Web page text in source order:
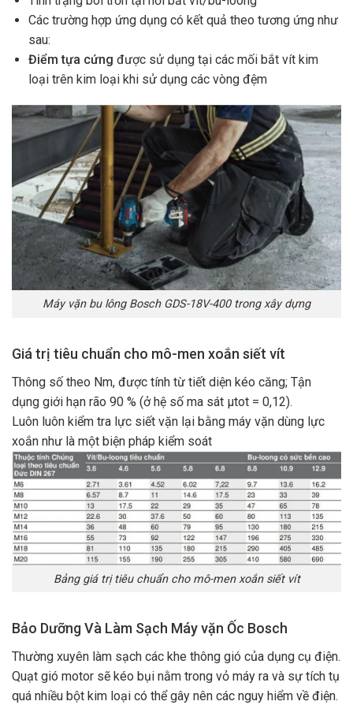
Các trường hợp ứng dụng có kết quả theo tương ứng như
sau:
Điểm tựa cứng được sử dụng tại các mối bắt vít kim
loại trên kim loại khi sử dụng các vòng đệm
Máy vặn bu lông Bosch GDS-18V-400 trong xây dựng
Giá trị tiêu chuẩn cho mô-men xoắn siết vít
Thông số theo Nm, được tính từ tiết diện kéo căng; Tận
dụng giới hạn rão 90 % (ở hệ số ma sát μtot = 0,12).
Luôn luôn kiểm tra lực siết vặn lại bằng máy vặn dùng lực
xoắn như là một biện pháp kiểm soát
Bảng giá trị tiêu chuẩn cho mô-men xoắn siết vít
Bảo Dưỡng Và Làm Sạch Máy vặn Ốc Bosch
Thường xuyên làm sạch các khe thông gió của dụng cụ điện.
Quạt gió motor sẽ kéo bụi nằm trong vỏ máy ra và sự tích tụ
quá nhiều bột kim loại có thể gây nên các nguy hiểm về điện.